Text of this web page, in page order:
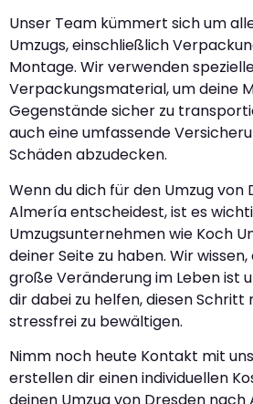
Unser Team kümmert sich um
Umzugs, einschließlich
Montage. Wir verwenden
Verpackungsmaterial, um deine
Gegenstände sicher zu
auch eine umfassende
Schäden abzudecken.
Wenn du dich für den Umzug von
Almería entscheidest, ist es
Umzugsunternehmen wie Koch
deiner Seite zu haben. Wir
große Veränderung im Leben ist
dir dabei zu helfen, diesen Schritt
stressfrei zu bewältigen.
Nimm noch heute Kontakt mit
erstellen dir einen individuellen